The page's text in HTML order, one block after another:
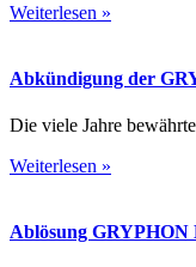
Weiterlesen »
Abkündigung der
Die viele Jahre
Weiterlesen »
Ablösung GRYPHON